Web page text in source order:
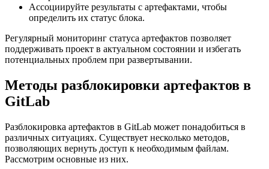
Ассоциируйте результаты с артефактами, чтобы
определить их статус блока.
Регулярный мониторинг статуса артефактов позволяет
поддерживать проект в актуальном состоянии и избегать
потенциальных проблем при развертывании.
Методы разблокировки артефактов в
GitLab
Разблокировка артефактов в GitLab может понадобиться в
различных ситуациях. Существует несколько методов,
позволяющих вернуть доступ к необходимым файлам.
Рассмотрим основные из них.